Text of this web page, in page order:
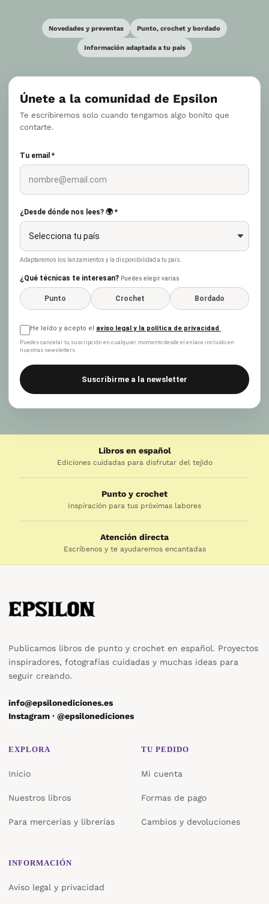
Novedades y preventas Punto, crochet y bordado
Información adaptada a tu país
Únete a la comunidad de Epsilon
Te escribiremos solo cuando tengamos algo bonito que
contarte.
Tu email *
¿Desde dónde nos lees? 🌍 *
Adaptaremos los lanzamientos y la disponibilidad a tu país.
¿Qué técnicas te interesan? Puedes elegir varias
Punto Crochet Bordado
He leído y acepto el aviso legal y la política de privacidad .
Puedes cancelar tu suscripción en cualquier momento desde el enlace incluido en
nuestras newsletters.
Suscribirme a la newsletter
Libros en español
Ediciones cuidadas para disfrutar del tejido
Punto y crochet
Inspiración para tus próximas labores
Atención directa
Escríbenos y te ayudaremos encantadas
Publicamos libros de punto y crochet en español. Proyectos
inspiradores, fotografías cuidadas y muchas ideas para
seguir creando.
info@epsilonediciones.es
Instagram · @epsilonediciones
EXPLORA
Inicio
Nuestros libros
Para mercerías y librerías
TU PEDIDO
Mi cuenta
Formas de pago
Cambios y devoluciones
INFORMACIÓN
Aviso legal y privacidad